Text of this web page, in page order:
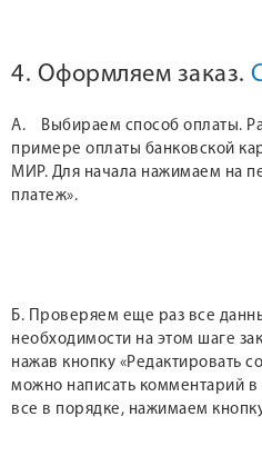
4. Оформляем заказ.
А. Выбираем способ оплаты.
примере оплаты банковской
МИР. Для начала нажимаем на
платеж».
Б. Проверяем еще раз все
необходимости на этом шаге
нажав кнопку «Редактировать
можно написать комментарий
все в порядке, нажимаем